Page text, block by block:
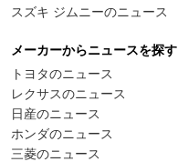
スズキ ジムニーのニュース
メーカーからニュースを探す
トヨタのニュース
レクサスのニュース
日産のニュース
ホンダのニュース
三菱のニュース